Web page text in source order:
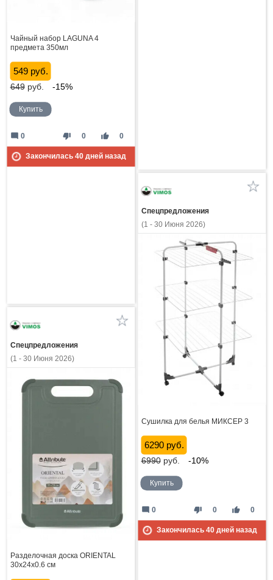
Чайный набор LAGUNA 4
предмета 350мл
549 руб.
649руб. -15%
Купить
thumb_down 0 thumb_up 0
mode_comment 0
Закончилась 40дней назад
Спецпредложения
(1 - 30 Июня 2026)
Сушилка для белья МИКСЕР 3
6290 руб.
6990руб. -10%
Купить
thumb_down 0 thumb_up 0
mode_comment 0
Закончилась 40дней назад
Спецпредложения
(1 - 30 Июня 2026)
Разделочная доска ORIENTAL
30x24x0.6 см